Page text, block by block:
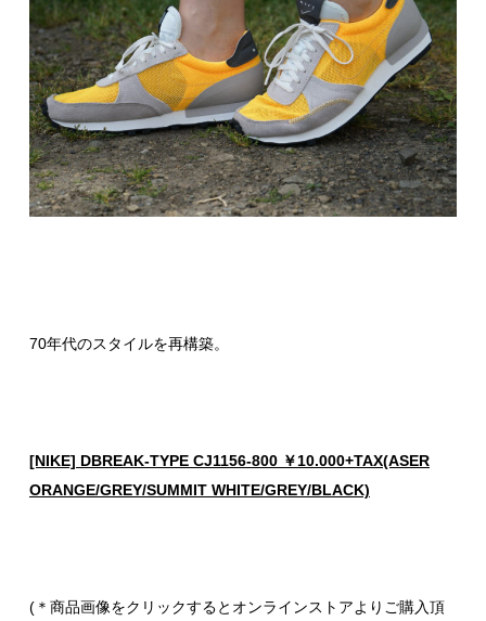
70年代のスタイルを再構築。
[NIKE] DBREAK-TYPE CJ1156-800 ￥10.000+TAX(ASER
ORANGE/GREY/SUMMIT WHITE/GREY/BLACK)
(＊商品画像をクリックするとオンラインストアよりご購入頂